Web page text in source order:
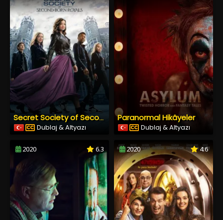
Secret Society of Second Born Royals
Dublaj & Altyazı
Paranormal Hikâyeler
Dublaj & Altyazı
2020 6.3 2020 4.6